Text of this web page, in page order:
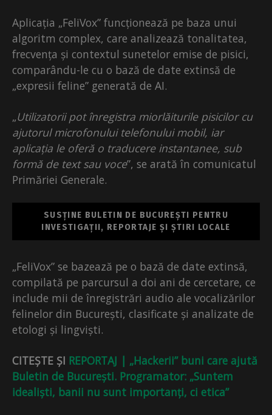
Aplicația „FeliVox” funcționează pe baza unui
algoritm complex, care analizează tonalitatea,
frecvența și contextul sunetelor emise de pisici,
comparându-le cu o bază de date extinsă de
„expresii feline” generată de AI.
„Utilizatorii pot înregistra miorlăiturile pisicilor cu
ajutorul microfonului telefonului mobil, iar
aplicația le oferă o traducere instantanee, sub
formă de text sau voce”, se arată în comunicatul
Primăriei Generale.
SUSȚINE BULETIN DE BUCUREȘTI PENTRU
INVESTIGAȚII, REPORTAJE ȘI ȘTIRI LOCALE
„FeliVox” se bazează pe o bază de date extinsă,
compilată pe parcursul a doi ani de cercetare, ce
include mii de înregistrări audio ale vocalizărilor
felinelor din București, clasificate și analizate de
etologi și lingviști.
CITEȘTE ȘI REPORTAJ | „Hackerii” buni care ajută
Buletin de București. Programator: „Suntem
idealiști, banii nu sunt importanți, ci etica”